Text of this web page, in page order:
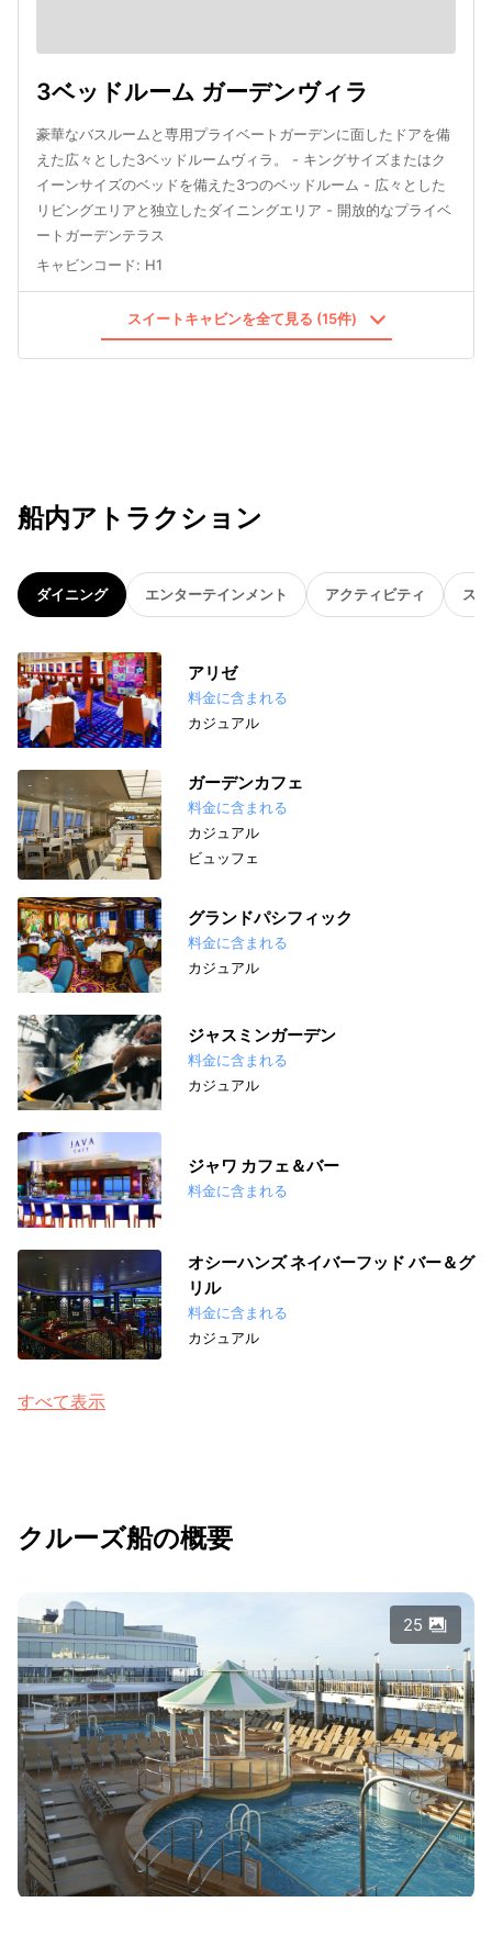
3ベッドルーム ガーデンヴィラ
豪華なバスルームと専用プライベートガーデンに面したドアを備
えた広々とした3ベッドルームヴィラ。 - キングサイズまたはク
イーンサイズのベッドを備えた3つのベッドルーム - 広々とした
リビングエリアと独立したダイニングエリア - 開放的なプライベ
ートガーデンテラス
キャビンコード: H1
スイートキャビンを全て見る (15件)
船内アトラクション
ダイニング エンターテインメント アクティビティ ス
アリゼ
料金に含まれる
カジュアル
ガーデンカフェ
料金に含まれる
カジュアル
ビュッフェ
グランドパシフィック
料金に含まれる
カジュアル
ジャスミンガーデン
料金に含まれる
カジュアル
ジャワ カフェ＆バー
料金に含まれる
オシーハンズ ネイバーフッド バー＆グ
リル
料金に含まれる
カジュアル
すべて表示
クルーズ船の概要
25